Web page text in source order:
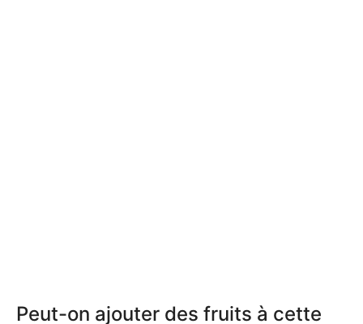
Peut-on ajouter des fruits à cette